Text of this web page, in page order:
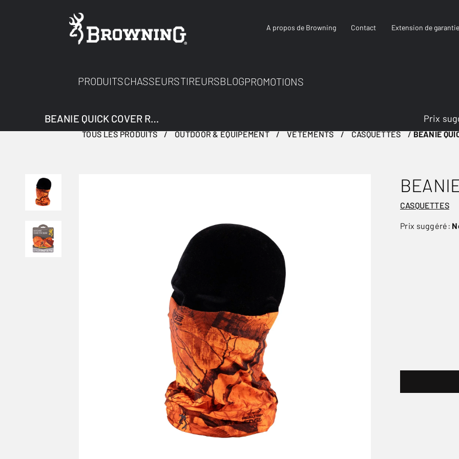
A propos de Browning Contact Extension de garantie
PRODUITSCHASSEURSTIREURSBLOGPROMOTIONS
TOUS LES PRODUITS OUTDOOR & EQUIPEMENT VÊTEMENTS CASQUETTES BEANIE
CASQUETTES
Prix suggéré:
BEANIE QUICK COVER RT BLAZE Prix